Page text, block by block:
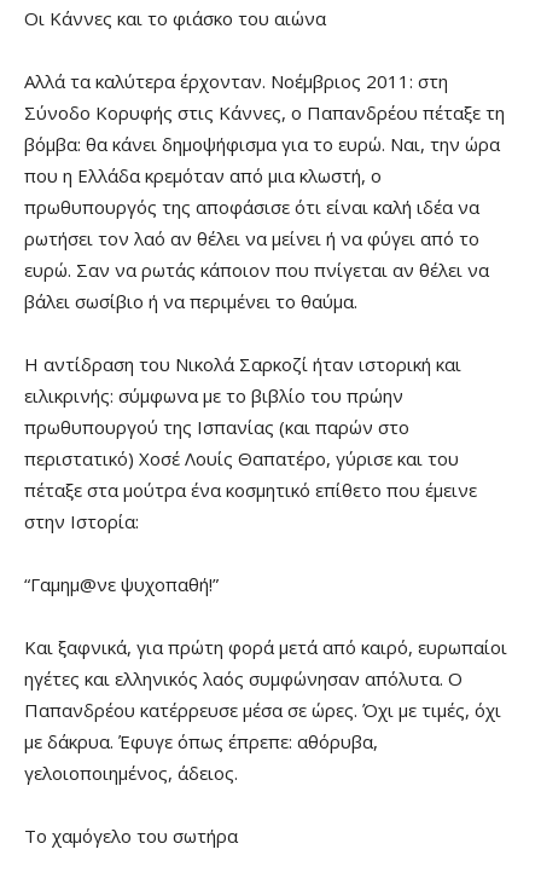
Οι Κάννες και το φιάσκο του αιώνα
Αλλά τα καλύτερα έρχονταν. Νοέμβριος 2011: στη
Σύνοδο Κορυφής στις Κάννες, ο Παπανδρέου πέταξε τη
βόμβα: θα κάνει δημοψήφισμα για το ευρώ. Ναι, την ώρα
που η Ελλάδα κρεμόταν από μια κλωστή, ο
πρωθυπουργός της αποφάσισε ότι είναι καλή ιδέα να
ρωτήσει τον λαό αν θέλει να μείνει ή να φύγει από το
ευρώ. Σαν να ρωτάς κάποιον που πνίγεται αν θέλει να
βάλει σωσίβιο ή να περιμένει το θαύμα.
Η αντίδραση του Νικολά Σαρκοζί ήταν ιστορική και
ειλικρινής: σύμφωνα με το βιβλίο του πρώην
πρωθυπουργού της Ισπανίας (και παρών στο
περιστατικό) Χοσέ Λουίς Θαπατέρο, γύρισε και του
πέταξε στα μούτρα ένα κοσμητικό επίθετο που έμεινε
στην Ιστορία:
“Γαμημ@νε ψυχοπαθή!”
Και ξαφνικά, για πρώτη φορά μετά από καιρό, ευρωπαίοι
ηγέτες και ελληνικός λαός συμφώνησαν απόλυτα. Ο
Παπανδρέου κατέρρευσε μέσα σε ώρες. Όχι με τιμές, όχι
με δάκρυα. Έφυγε όπως έπρεπε: αθόρυβα,
γελοιοποιημένος, άδειος.
Το χαμόγελο του σωτήρα